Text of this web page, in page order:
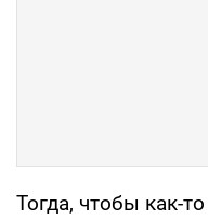
Тогда, чтобы как-